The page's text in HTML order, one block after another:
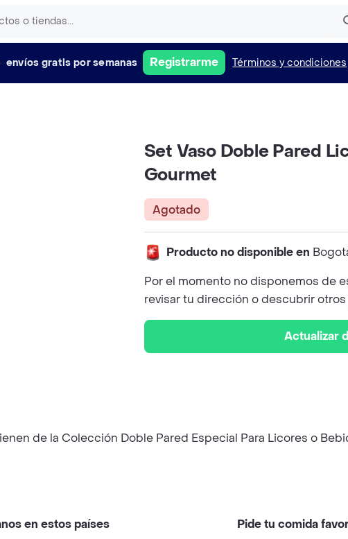
envíos gratis por semanas Registrarme Términos y condiciones
Set Vaso Doble Pared
Gourmet
Agotado
Producto no disponible en
Por el momento no disponemos de
revisar tu dirección o descubrir
Actualizar
de la Colección Doble Pared Especial Para Licores o
en estos países Pide tu comida